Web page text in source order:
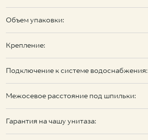
Объем упаковки:
Крепление:
Подключение к системе водоснабжения:
Межосевое расстояние под шпильки:
Гарантия на чашу унитаза: